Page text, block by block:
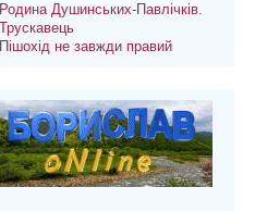
Родина Душинських-Павлічків.
Трускавець
Пішохід не завжди правий